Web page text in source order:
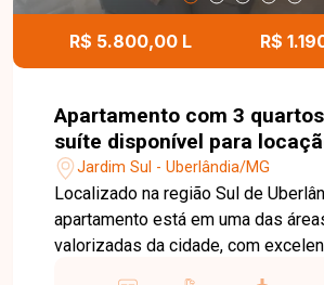
morar ou investir.
R$ 5.800,00 L R$
Apartamento com 3
suíte disponível para
Sul de Uberlândia-MG
Jardim Sul - Uberlândia/MG
Localizado na região Sul de
apartamento está em uma das
valorizadas da cidade, com